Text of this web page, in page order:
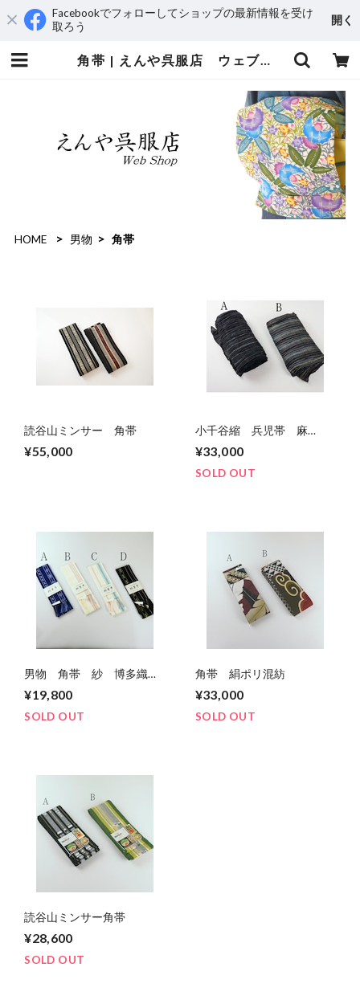
Facebookでフォローしてショップの最新情報を受け
取ろう
開く
角帯 | えんや呉服店 ウェブショップ
HOME 男物 角帯
読谷山ミンサー 角帯
¥55,000
小千谷縮 兵児帯 麻
¥33,000
SOLD OUT
男物 角帯 紗 博多織
¥19,800
SOLD OUT
角帯 絹ポリ混紡
¥33,000
SOLD OUT
読谷山ミンサー角帯
¥28,600
SOLD OUT